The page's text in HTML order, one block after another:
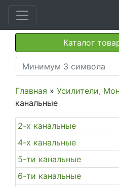
Каталог
Главная » Усилители,
канальные
2-х канальные
4-х канальные
5-ти канальные
6-ти канальные